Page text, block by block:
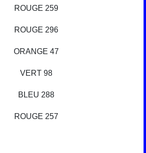
ROUGE 259
ROUGE 296
ORANGE 47
VERT 98
BLEU 288
ROUGE 257